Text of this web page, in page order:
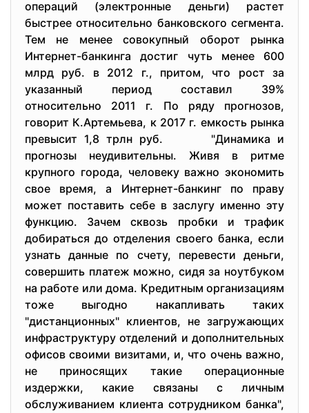
операций (электронные деньги) растет
быстрее относительно банковского сегмента.
Тем не менее совокупный оборот рынка
Интернет-банкинга достиг чуть менее 600
млрд руб. в 2012 г., притом, что рост за
указанный период составил 39%
относительно 2011 г. По ряду прогнозов,
говорит К.Артемьева, к 2017 г. емкость рынка
превысит 1,8 трлн руб. "Динамика и
прогнозы неудивительны. Живя в ритме
крупного города, человеку важно экономить
свое время, а Интернет-банкинг по праву
может поставить себе в заслугу именно эту
функцию. Зачем сквозь пробки и трафик
добираться до отделения своего банка, если
узнать данные по счету, перевести деньги,
совершить платеж можно, сидя за ноутбуком
на работе или дома. Кредитным организациям
тоже выгодно накапливать таких
"дистанционных" клиентов, не загружающих
инфраструктуру отделений и дополнительных
офисов своими визитами, и, что очень важно,
не приносящих такие операционные
издержки, какие связаны с личным
обслуживанием клиента сотрудником банка",